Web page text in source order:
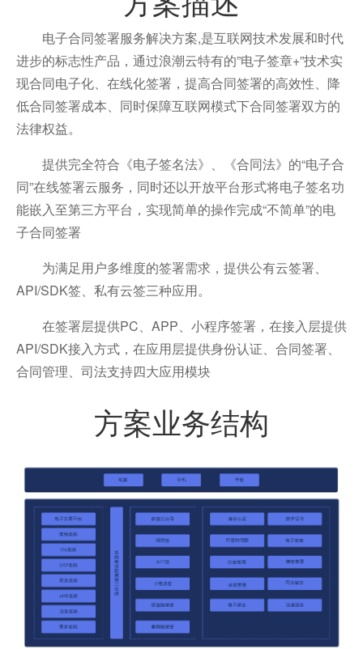
电子合同签署服务解决方案,是互联网技术发展和时代
进步的标志性产品，通过浪潮云特有的”电子签章+”技术实
现合同电子化、在线化签署，提高合同签署的高效性、降
低合同签署成本、同时保障互联网模式下合同签署双方的
法律权益。
提供完全符合《电子签名法》、《合同法》的“电子合
同”在线签署云服务，同时还以开放平台形式将电子签名功
能嵌入至第三方平台，实现简单的操作完成“不简单”的电
子合同签署
为满足用户多维度的签署需求，提供公有云签署、
API/SDK签、私有云签三种应用。
在签署层提供PC、APP、小程序签署，在接入层提供
API/SDK接入方式，在应用层提供身份认证、合同签署、
合同管理、司法支持四大应用模块
方案业务结构